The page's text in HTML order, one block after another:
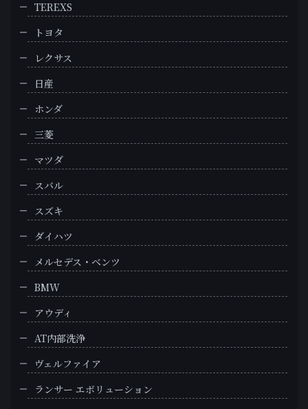
TEREXS
トヨタ
レクサス
日産
ホンダ
三菱
マツダ
スバル
スズキ
ダイハツ
メルセデス・ベンツ
BMW
アウディ
AT内部洗浄
ヴェルファイア
ランサー エボリューション